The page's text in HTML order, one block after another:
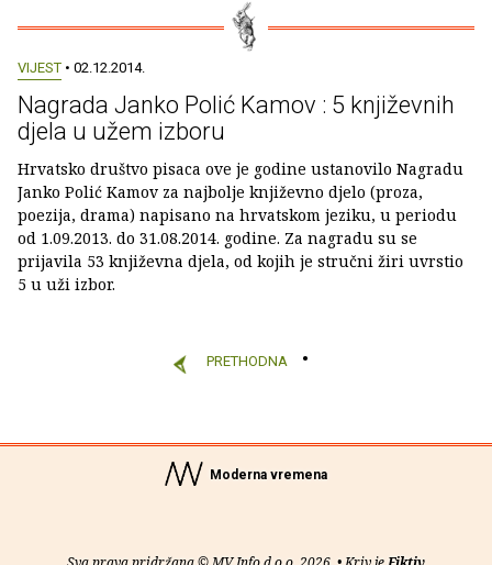
VIJEST • 02.12.2014.
Nagrada Janko Polić Kamov : 5 književnih
djela u užem izboru
Hrvatsko društvo pisaca ove je godine ustanovilo Nagradu
Janko Polić Kamov za najbolje književno djelo (proza,
poezija, drama) napisano na hrvatskom jeziku, u periodu
od 1.09.2013. do 31.08.2014. godine. Za nagradu su se
prijavila 53 književna djela, od kojih je stručni žiri uvrstio
5 u uži izbor.
PRETHODNA
Moderna vremena